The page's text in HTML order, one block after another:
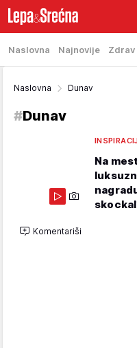
Naslovna Najnovije Zdrav
Naslovna Dunav
#Dunav
Na
Komentariši